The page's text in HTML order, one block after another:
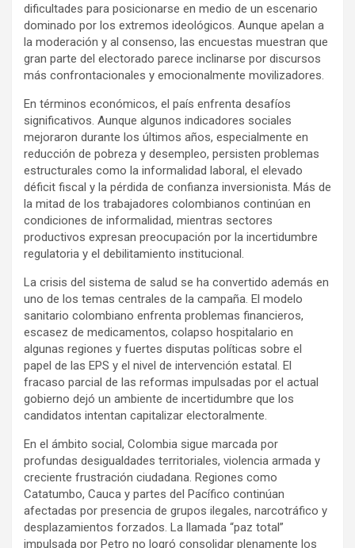
dificultades para posicionarse en medio de un escenario
dominado por los extremos ideológicos. Aunque apelan a
la moderación y al consenso, las encuestas muestran que
gran parte del electorado parece inclinarse por discursos
más confrontacionales y emocionalmente movilizadores.
En términos económicos, el país enfrenta desafíos
significativos. Aunque algunos indicadores sociales
mejoraron durante los últimos años, especialmente en
reducción de pobreza y desempleo, persisten problemas
estructurales como la informalidad laboral, el elevado
déficit fiscal y la pérdida de confianza inversionista. Más de
la mitad de los trabajadores colombianos continúan en
condiciones de informalidad, mientras sectores
productivos expresan preocupación por la incertidumbre
regulatoria y el debilitamiento institucional.
La crisis del sistema de salud se ha convertido además en
uno de los temas centrales de la campaña. El modelo
sanitario colombiano enfrenta problemas financieros,
escasez de medicamentos, colapso hospitalario en
algunas regiones y fuertes disputas políticas sobre el
papel de las EPS y el nivel de intervención estatal. El
fracaso parcial de las reformas impulsadas por el actual
gobierno dejó un ambiente de incertidumbre que los
candidatos intentan capitalizar electoralmente.
En el ámbito social, Colombia sigue marcada por
profundas desigualdades territoriales, violencia armada y
creciente frustración ciudadana. Regiones como
Catatumbo, Cauca y partes del Pacífico continúan
afectadas por presencia de grupos ilegales, narcotráfico y
desplazamientos forzados. La llamada “paz total”
impulsada por Petro no logró consolidar plenamente los